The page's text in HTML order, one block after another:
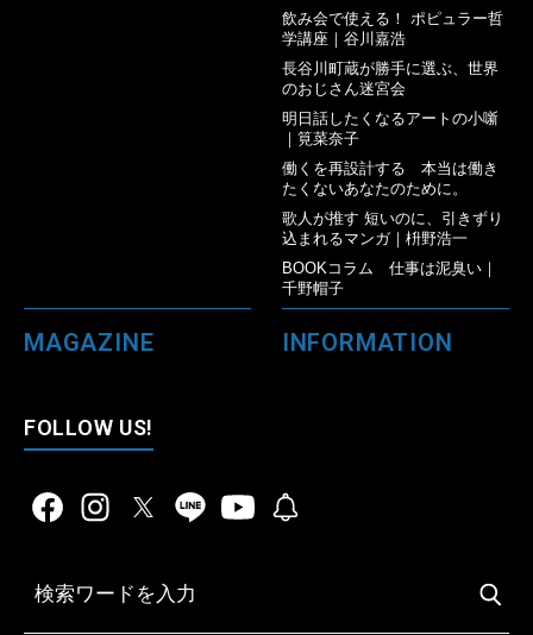
飲み会で使える！ ポピュラー哲
学講座｜谷川嘉浩
長谷川町蔵が勝手に選ぶ、世界
のおじさん迷宮会
明日話したくなるアートの小噺
｜筧菜奈子
働くを再設計する 本当は働き
たくないあなたのために。
歌人が推す 短いのに、引きずり
込まれるマンガ｜枡野浩一
BOOKコラム 仕事は泥臭い｜
千野帽子
MAGAZINE INFORMATION
FOLLOW US!